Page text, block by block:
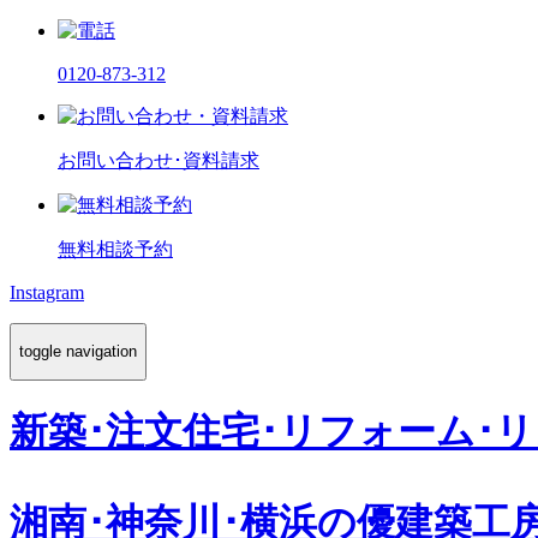
0120-873-312
お問い合わせ･資料請求
無料相談予約
Instagram
toggle navigation
新築･注文住宅･リフォーム･
湘南･神奈川･横浜の優建築工